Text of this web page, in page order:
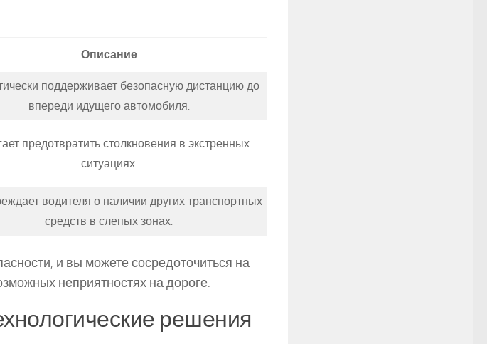
Описание
поддерживает безопасную дистанцию до
впереди идущего автомобиля.
предотвратить столкновения в экстренных
ситуациях.
водителя о наличии других транспортных
средств в слепых зонах.
и вы можете сосредоточиться на
неприятностях на дороге.
решения